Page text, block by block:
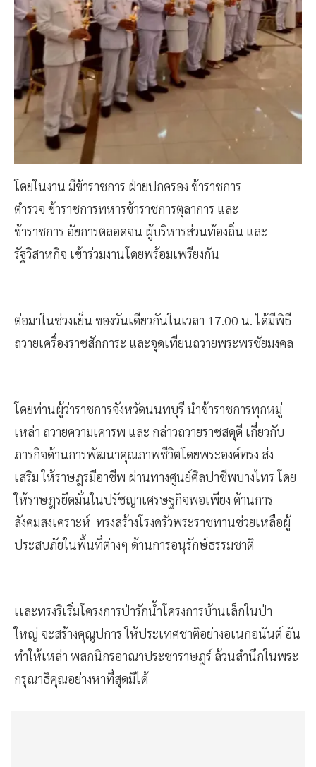
โดยในงาน มีข้าราชการ ฝ่ายปกครอง ข้าราชการ
ตำรวจ ข้าราชการทหารข้าราชการตุลาการ และ
ข้าราชการ อัยการตลอดจน ผู้บริหารส่วนท้องถิ่น และ
รัฐวิสาหกิจ เข้าร่วมงานโดยพร้อมเพรียงกัน
ต่อมาในช่วงเย็น ของวันเดียวกันในเวลา 17.00 น. ได้มีพิธี
ถวายเครื่องราชสักการะ และจุดเทียนถวายพระพรชัยมงคล
โดยท่านผู้ว่าราชการจังหวัดนนทบุรี นำข้าราชการทุกหมู่
เหล่า ถวายความเคารพ และ กล่าวถวายราชสดุดี เกี่ยวกับ
ภารกิจด้านการพัฒนาคุณภาพชีวิตโดยพระองค์ทรง ส่ง
เสริม ให้ราษฎรมีอาชีพ ผ่านทางศูนย์ศิลปาชีพบางไทร โดย
ให้ราษฎรยึดมั่นในปรัชญาเศรษฐกิจพอเพียง ด้านการ
สังคมสงเคราะห์ ทรงสร้างโรงครัวพระราชทานช่วยเหลือผู้
ประสบภัยในพื้นที่ต่างๆ ด้านการอนุรักษ์ธรรมชาติ
เเละทรงริเริ่มโครงการป่ารักน้ำโครงการบ้านเล็กในป่า
ใหญ่ จะสร้างคุณูปการ ให้ประเทศชาติอย่างอเนกอนันต์ อัน
ทำให้เหล่า พสกนิกรอาณาประชาราษฎร์ ล้วนสำนึกในพระ
กรุณาธิคุณอย่างหาที่สุดมิได้